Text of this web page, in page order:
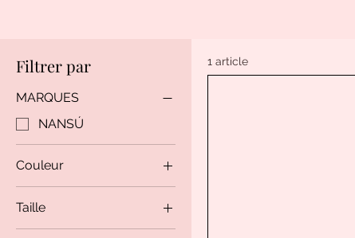
Filtrer par
MARQUES
NANSÚ
Couleur
Taille
T2-S-40
1 article